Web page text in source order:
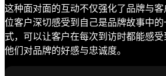
这种面对面的互动不仅强化了品牌与
位客户深切感受到自己是品牌故事中
式，可以让客户在每次到访时都能感
他们对品牌的好感与忠诚度。